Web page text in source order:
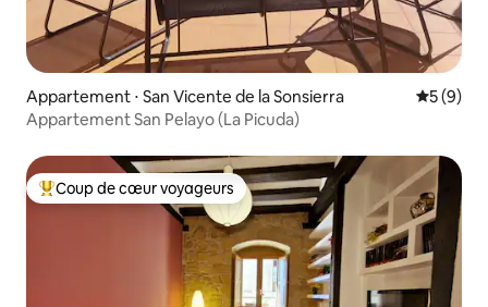
Appartement ⋅ San Vicente de la Sonsierra
5 (9)
Appartement San Pelayo (La Picuda)
Coups de cœur voyageurs les plus appréciés
Coup de cœur voyageurs